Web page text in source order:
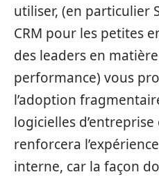
utiliser, (en particulier
CRM pour les petites
des leaders en
performance) vous
l’adoption
logicielles
renforcera
interne, car la façon